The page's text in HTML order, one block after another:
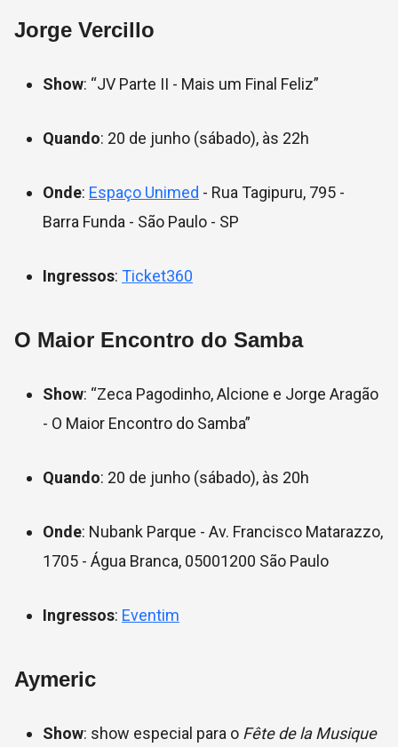
Jorge Vercillo
Show: “JV Parte II - Mais um Final Feliz”
Quando: 20 de junho (sábado), às 22h
Onde: Espaço Unimed - Rua Tagipuru, 795 -
Barra Funda - São Paulo - SP
Ingressos: Ticket360
O Maior Encontro do Samba
Show: “Zeca Pagodinho, Alcione e Jorge Aragão
- O Maior Encontro do Samba”
Quando: 20 de junho (sábado), às 20h
Onde: Nubank Parque - Av. Francisco Matarazzo,
1705 - Água Branca, 05001200 São Paulo
Ingressos: Eventim
Aymeric
Show: show especial para o Fête de la Musique